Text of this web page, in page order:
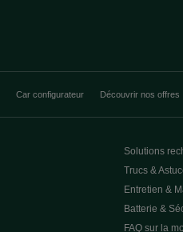
Car configurateur Découvrir nos offres
Solutions
Trucs &
Entretien &
Batterie &
FAQ sur la